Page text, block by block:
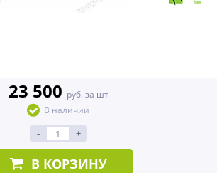
23 500 руб. за шт
В наличии
- +
В КОРЗИНУ